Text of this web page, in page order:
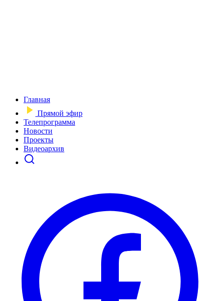
Главная
Прямой эфир
Телепрограмма
Новости
Проекты
Видеоархив